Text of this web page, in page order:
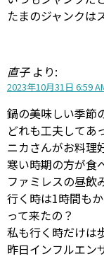
たまのジャンクは
直子 より:
2023年10月31日 6:59
鍋の美味しい季節
どれも工夫してあ
ニカさんがお料理
寒い時期の方が食
ファミレスの昼飲
行く時は1時間も
って来たの？
私も行く時だけは
昨日インフルエン